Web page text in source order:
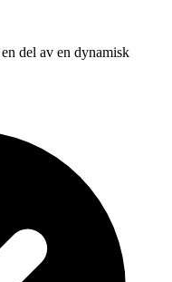
del av en dynamisk